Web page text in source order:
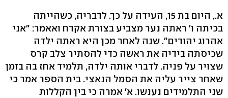
א., היום בת 15, העידה על כך. לדבריה, כשהייתה
בכיתה ו' ראתה נער מצביע בצורת אקדח ואאמר: "אני
אהרוג יהודים". שנה לאחר מכן היא ראתה ילדה
שכיסתה בידיה את ראשה כדי להסתיר צלב קרס
שצויר על פניה. לדברי אותה ילדה, תלמיד אחז בה בזמן
שאחר צייר עליה את הסמל הנאצי. בית הספר אמר כי
שני התלמידים נענשו. א' אמרה כי בין הקללות